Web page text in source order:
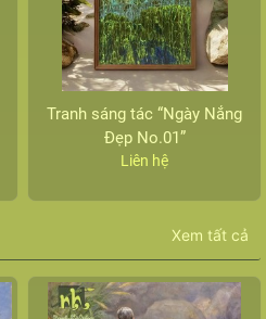
Tranh sáng tác “Ngày Nắng
Đẹp No.01”
Liên hệ
Xem tất cả